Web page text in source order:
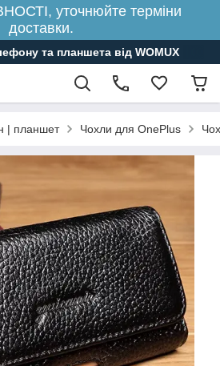
уточнюйте терміни
доставки.
та планшета від WOMUX
| планшет Чохли для OnePlus